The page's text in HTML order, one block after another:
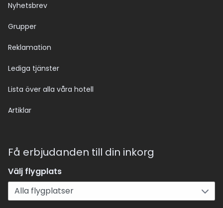
Nyhetsbrev
Grupper
Reklamation
Lediga tjänster
Lista över alla våra hotell
Artiklar
Få erbjudanden till din inkorg
Välj flygplats